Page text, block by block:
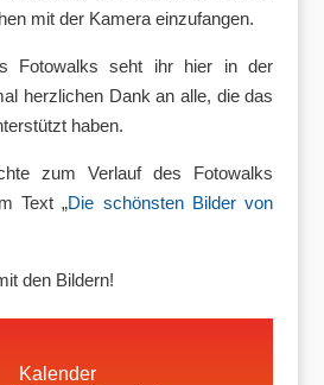
mit der Kamera einzufangen.
Fotowalks seht ihr hier in der
herzlichen Dank an alle, die das
haben.
zum Verlauf des Fotowalks
Text „Die schönsten Bilder von
den Bildern!
Kalender